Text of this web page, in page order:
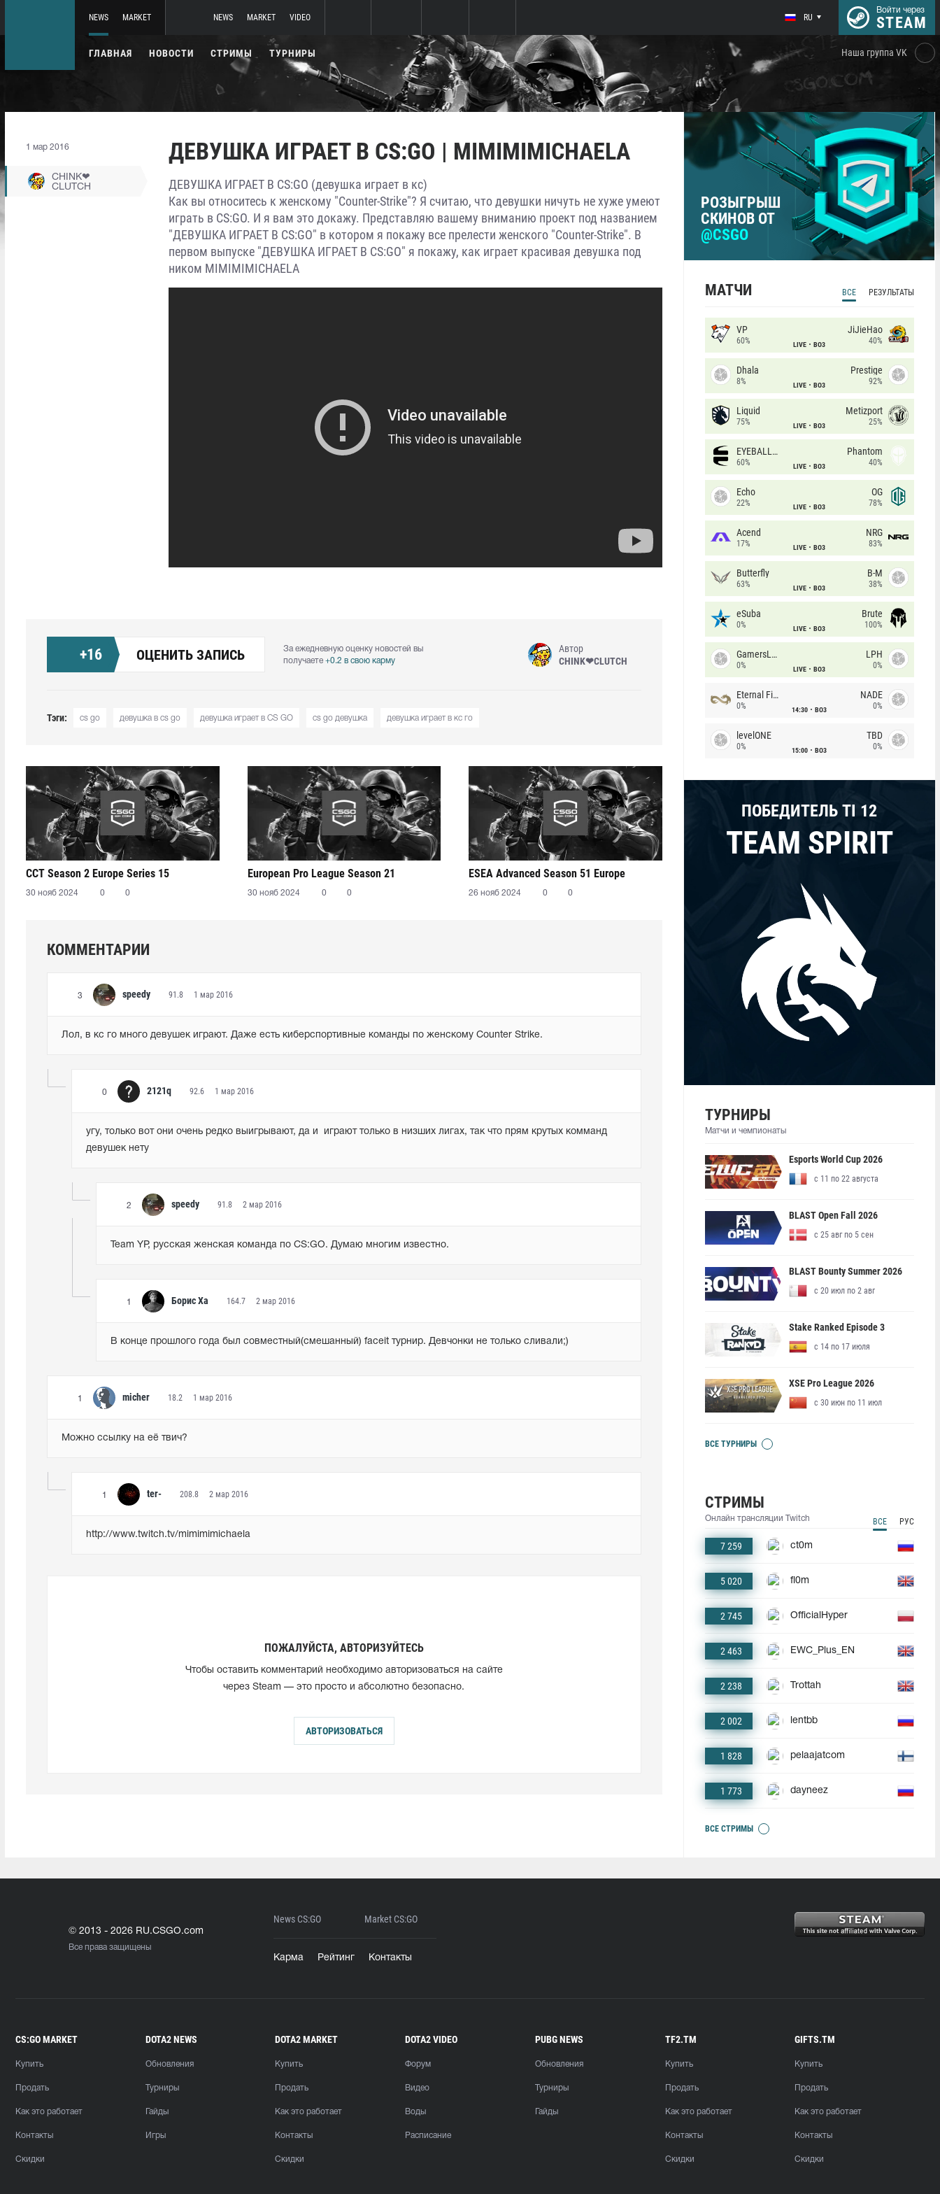
NEWS MARKET NEWS MARKET VIDEO RU
Войти через
STEAM
ГЛАВНАЯ НОВОСТИ СТРИМЫ ТУРНИРЫ Наша группа VK
1 мар 2016
CHINK❤
CLUTCH
ДЕВУШКА ИГРАЕТ В CS:GO | MIMIMIMICHAELA
ДЕВУШКА ИГРАЕТ В CS:GO (девушка играет в кс)
Как вы относитесь к женскому "Counter-Strike"? Я считаю, что девушки ничуть не хуже умеют
играть в CS:GO. И я вам это докажу. Представляю вашему вниманию проект под названием
"ДЕВУШКА ИГРАЕТ В CS:GO" в котором я покажу все прелести женского "Counter-Strike". В
первом выпуске "ДЕВУШКА ИГРАЕТ В CS:GO" я покажу, как играет красивая девушка под
ником MIMIMIMICHAELA
+16 ОЦЕНИТЬ ЗАПИСЬ
За ежедневную оценку новостей вы
получаете +0.2 в свою карму
Автор
CHINK❤CLUTCH
Тэги: cs go девушка в cs go девушка играет в CS GO cs go девушка девушка играет в кс го
CCT Season 2 Europe Series 15
30 нояб 2024 0 0
European Pro League Season 21
30 нояб 2024 0 0
ESEA Advanced Season 51 Europe
26 нояб 2024 0 0
КОММЕНТАРИИ
3 speedy 91.8 1 мар 2016
Лол, в кс го много девушек играют. Даже есть киберспортивные команды по женскому Counter Strike.
0 2121q 92.6 1 мар 2016
угу, только вот они очень редко выигрывают, да и  играют только в низших лигах, так что прям крутых комманд
девушек нету
2 speedy 91.8 2 мар 2016
Team YP, русская женская команда по CS:GO. Думаю многим известно.
1 Борис Ха 164.7 2 мар 2016
В конце прошлого года был совместный(смешанный) faceit турнир. Девчонки не только сливали;)
1 micher 18.2 1 мар 2016
Можно ссылку на её твич?
1 ter- 208.8 2 мар 2016
http://www.twitch.tv/mimimimichaela
ПОЖАЛУЙСТА, АВТОРИЗУЙТЕСЬ
Чтобы оставить комментарий необходимо авторизоваться на сайте
через Steam — это просто и абсолютно безопасно.
АВТОРИЗОВАТЬСЯ
РОЗЫГРЫШ
СКИНОВ ОТ
@CSGO
МАТЧИ ВСЕ РЕЗУЛЬТАТЫ
VP
60% LIVE BO3
JiJieHao
40%
Dhala
8% LIVE BO3
Prestige
92%
Liquid
75% LIVE BO3
Metizport
25%
EYEBALLERS
60% LIVE BO3
Phantom
40%
Echo
22% LIVE BO3
OG
78%
Acend
17% LIVE BO3
NRG
83%
Butterfly
63% LIVE BO3
B-M
38%
eSuba
0% LIVE BO3
Brute
100%
GamersLab
0% LIVE BO3
LPH
0%
Eternal Fire
0% 14:30 BO3
NADE
0%
levelONE
0% 15:00 BO3
TBD
0%
ПОБЕДИТЕЛЬ TI 12
TEAM SPIRIT
ТУРНИРЫ
Матчи и чемпионаты
Esports World Cup 2026
с 11 по 22 августа
BLAST Open Fall 2026
с 25 авг по 5 сен
BLAST Bounty Summer 2026
с 20 июл по 2 авг
Stake Ranked Episode 3
с 14 по 17 июля
XSE Pro League 2026
с 30 июн по 11 июл
ВСЕ ТУРНИРЫ
СТРИМЫ
Онлайн трансляции Twitch ВСЕ РУС
7 259 ct0m
5 020 fl0m
2 745 OfficialHyper
2 463 EWC_Plus_EN
2 238 Trottah
2 002 lentbb
1 828 pelaajatcom
1 773 dayneez
ВСЕ СТРИМЫ
© 2013 - 2026 RU.CSGO.com
Все права защищены
News CS:GO Market CS:GO
Карма Рейтинг Контакты
CS:GO MARKET
Купить
Продать
Как это работает
Контакты
Скидки
DOTA2 NEWS
Обновления
Турниры
Гайды
Игры
DOTA2 MARKET
Купить
Продать
Как это работает
Контакты
Скидки
DOTA2 VIDEO
Форум
Видео
Воды
Расписание
PUBG NEWS
Обновления
Турниры
Гайды
TF2.TM
Купить
Продать
Как это работает
Контакты
Скидки
GIFTS.TM
Купить
Продать
Как это работает
Контакты
Скидки